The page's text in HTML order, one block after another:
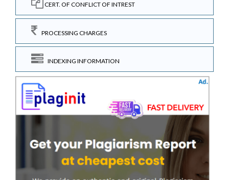
CERT. OF CONFLICT OF INTREST
PROCESSING CHARGES
INDEXING INFORMATION